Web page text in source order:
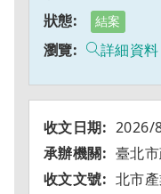
結案
詳細資料
2026/
臺北
北市